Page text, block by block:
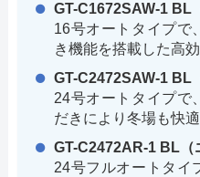
GT-C1672SAW-1 BL
16号オートタイプで
き機能を搭載した高効
GT-C2472SAW-1 BL
24号オートタイプで
だきにより冬場も快適
GT-C2472AR-1 BL（
24号フルオートタイ